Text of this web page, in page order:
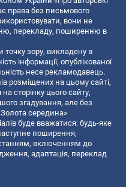
права без письмового
вони не
перекладу, поширенню в
точку зору, викладену в
інформації, опублікованої
несе рекламодавець.
розміщених на цьому сайті,
сторінку цього сайту,
згадування, але без
середина»
буде вважатися: будь-яке
поширення,
включенням до
адаптація, переклад